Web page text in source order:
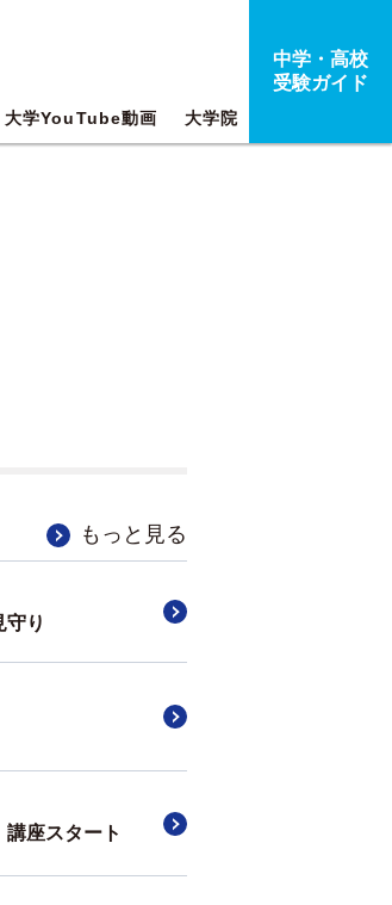
大学YouTube動画 大学院
中学・高校
受験ガイド
もっと見る
り
座スタート